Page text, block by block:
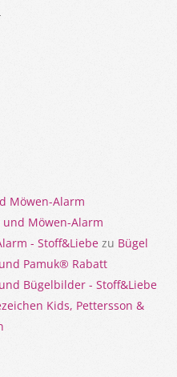
Möwen-Alarm
Möwen-Alarm
- Stoff&Liebe zu Bügel
Pamuk® Rabatt
Bügelbilder - Stoff&Liebe
Kids, Pettersson &